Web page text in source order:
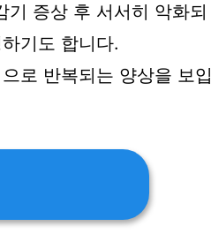
기 증상 후 서서히 악화되
기도 합니다.
로 반복되는 양상을 보입